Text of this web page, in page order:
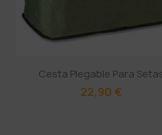
Cesta Plegable Para
22,90 €